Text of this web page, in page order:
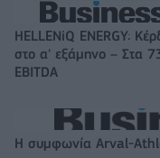
HELLENiQ ENERGY:
στο α' εξάμηνο – Στα
EBITDA
Η συμφωνία Arval-